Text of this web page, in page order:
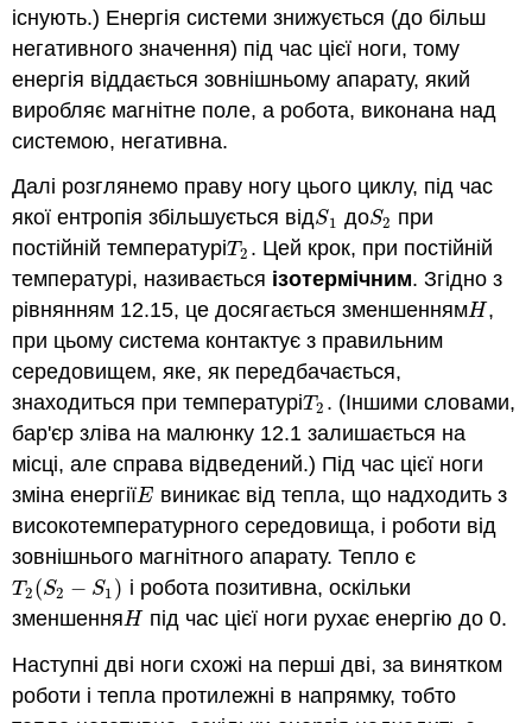
існують.) Енергія системи знижується (до більш
негативного значення) під час цієї ноги, тому
енергія віддається зовнішньому апарату, який
виробляє магнітне поле, а робота, виконана над
системою, негативна.
Далі розглянемо праву ногу цього циклу, під час
якої ентропія збільшується відS1
S1 доS2
S2 при
постійній температуріT2
T2. Цей крок, при постійній
температурі, називається ізотермічним. Згідно з
рівнянням 12.15, це досягається зменшеннямH
H,
при цьому система контактує з правильним
середовищем, яке, як передбачається,
знаходиться при температуріT2
T2. (Іншими словами,
бар'єр зліва на малюнку 12.1 залишається на
місці, але справа відведений.) Під час цієї ноги
зміна енергіїE
E виникає від тепла, що надходить з
високотемпературного середовища, і роботи від
зовнішнього магнітного апарату. Тепло є
T2(S2 − S1)
T2(S2 −S1 ) і робота позитивна, оскільки
зменшенняH
Hпід час цієї ноги рухає енергію до 0.
Наступні дві ноги схожі на перші дві, за винятком
роботи і тепла протилежні в напрямку, тобто